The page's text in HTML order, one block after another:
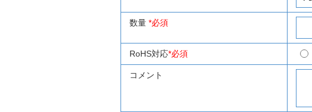
数量 *必須
RoHS対応*必須
コメント